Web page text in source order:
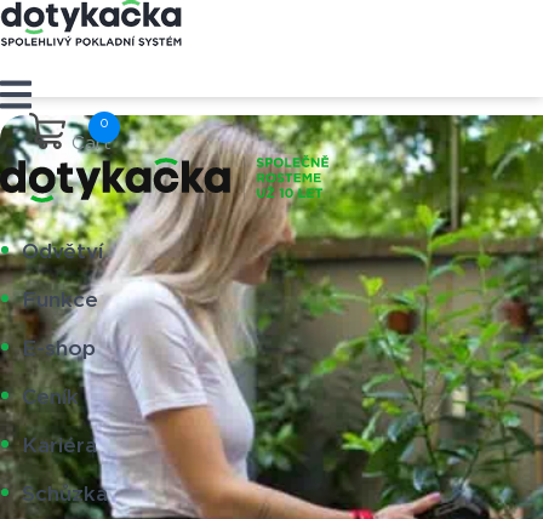
Cart
Odvětví
Funkce
E-shop
Ceník
Kariéra
Schůzka